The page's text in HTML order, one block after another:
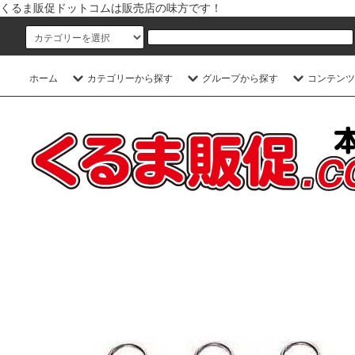
くるま販促ドットコムは販売店の味方です！
ホーム カテゴリーから探す グループから探す コンテン